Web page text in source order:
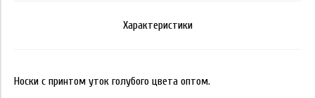
Характеристики
Носки с принтом уток голубого цвета оптом.